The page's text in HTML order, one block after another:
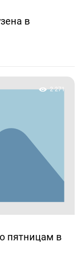
в
2 271
пятницам в